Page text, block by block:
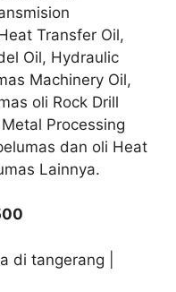
Transfer Oil,
Oil, Hydraulic
Machinery Oil,
oli Rock Drill
Processing
dan oli Heat
Lainnya.
di tangerang |